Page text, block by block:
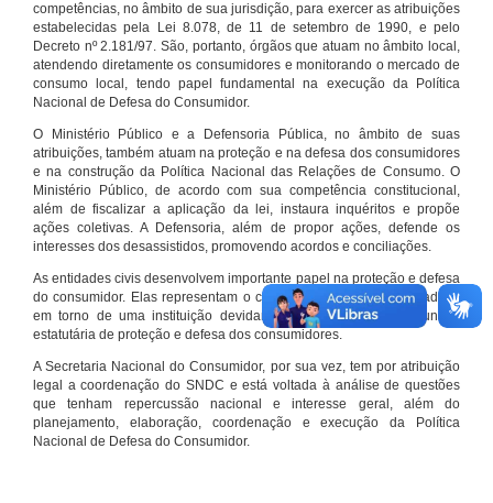
competências, no âmbito de sua jurisdição, para exercer as atribuições
estabelecidas pela Lei 8.078, de 11 de setembro de 1990, e pelo
Decreto nº 2.181/97. São, portanto, órgãos que atuam no âmbito local,
atendendo diretamente os consumidores e monitorando o mercado de
consumo local, tendo papel fundamental na execução da Política
Nacional de Defesa do Consumidor.
O Ministério Público e a Defensoria Pública, no âmbito de suas
atribuições, também atuam na proteção e na defesa dos consumidores
e na construção da Política Nacional das Relações de Consumo. O
Ministério Público, de acordo com sua competência constitucional,
além de fiscalizar a aplicação da lei, instaura inquéritos e propõe
ações coletivas. A Defensoria, além de propor ações, defende os
interesses dos desassistidos, promovendo acordos e conciliações.
As entidades civis desenvolvem importante papel na proteção e defesa
do consumidor. Elas representam o conjunto organizado de cidadãos
em torno de uma instituição devidamente registrada e com função
estatutária de proteção e defesa dos consumidores.
A Secretaria Nacional do Consumidor, por sua vez, tem por atribuição
legal a coordenação do SNDC e está voltada à análise de questões
que tenham repercussão nacional e interesse geral, além do
planejamento, elaboração, coordenação e execução da Política
Nacional de Defesa do Consumidor.